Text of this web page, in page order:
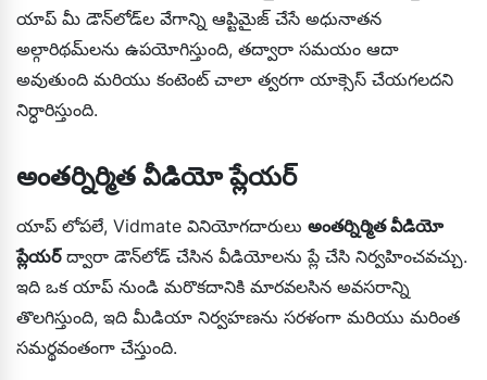
యాప్ మీ డౌన్‌లోడ్‌ల వేగాన్ని ఆప్టిమైజ్ చేసే అధునాతన
అల్గారిథమ్‌లను ఉపయోగిస్తుంది, తద్వారా సమయం ఆదా
అవుతుంది మరియు కంటెంట్ చాలా త్వరగా యాక్సెస్ చేయగలదని
నిర్ధారిస్తుంది.
అంతర్నిర్మిత వీడియో ప్లేయర్
యాప్ లోపలే, Vidmate వినియోగదారులు అంతర్నిర్మిత వీడియో
ప్లేయర్ద్వారా డౌన్‌లోడ్ చేసిన వీడియోలను ప్లే చేసి నిర్వహించవచ్చు.
ఇది ఒక యాప్ నుండి మరొకదానికి మారవలసిన అవసరాన్ని
తొలగిస్తుంది, ఇది మీడియా నిర్వహణను సరళంగా మరియు మరింత
సమర్థవంతంగా చేస్తుంది.